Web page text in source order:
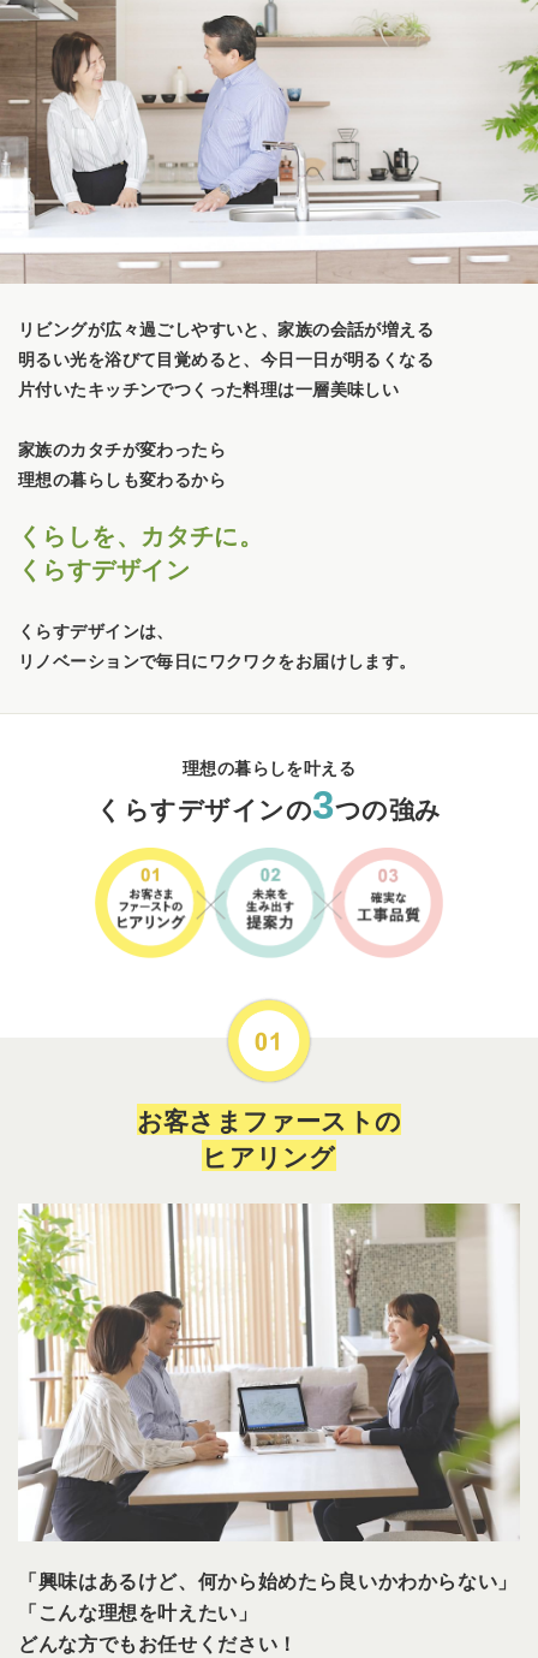
リビングが広々過ごしやすいと、家族の会話が増える
明るい光を浴びて目覚めると、今日一日が明るくなる
片付いたキッチンでつくった料理は一層美味しい
家族のカタチが変わったら
理想の暮らしも変わるから
くらしを、カタチに。
くらすデザイン
くらすデザインは、
リノベーションで毎日にワクワクをお届けします。
理想の暮らしを叶える
くらすデザインの3つの強み
お客さまファーストの
ヒアリング
「興味はあるけど、何から始めたら良いかわからない」
「こんな理想を叶えたい」
どんな方でもお任せください！